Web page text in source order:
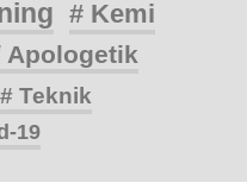
# Kemi
Apologetik
# Teknik
19